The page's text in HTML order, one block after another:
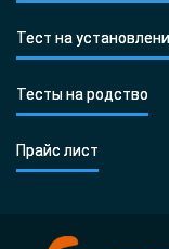
Тест на
Тесты на родство
Прайс лист